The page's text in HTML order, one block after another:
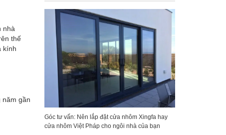
nhà
thế
kính
năm gần
Góc tư vấn: Nên lắp đặt cửa nhôm Xingfa hay
cửa nhôm Việt Pháp cho ngôi nhà của bạn